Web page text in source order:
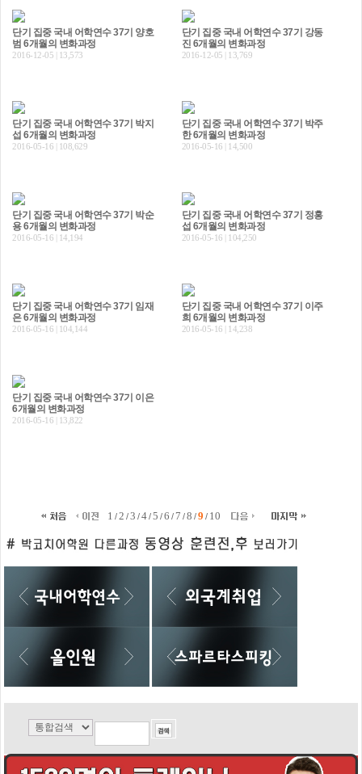
단기 집중 국내 어학연수 37기 양호
범 6개월의 변화과정
2016-12-05 | 13,573
단기 집중 국내 어학연수 37기 강동
진 6개월의 변화과정
2016-12-05 | 13,769
단기 집중 국내 어학연수 37기 박지
섭 6개월의 변화과정
2016-05-16 | 108,629
단기 집중 국내 어학연수 37기 박주
한 6개월의 변화과정
2016-05-16 | 14,500
단기 집중 국내 어학연수 37기 박순
용 6개월의 변화과정
2016-05-16 | 14,194
단기 집중 국내 어학연수 37기 정홍
섭 6개월의 변화과정
2016-05-16 | 104,250
단기 집중 국내 어학연수 37기 임재
은 6개월의 변화과정
2016-05-16 | 104,144
단기 집중 국내 어학연수 37기 이주
희 6개월의 변화과정
2016-05-16 | 14,238
단기 집중 국내 어학연수 37기 이은
6개월의 변화과정
2016-05-16 | 13,822
1 /2 /3 /4/5 /6 / 7 /8 /9 / 10